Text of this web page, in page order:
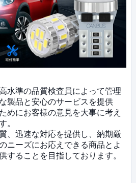
水準の品質検査員によって管理
製品と安心のサービスを提供
めにお客様の意見を大事に考え
。
、迅速な対応を提供し、納期厳
ニーズにお応えできる商品とよ
することを目指しております。